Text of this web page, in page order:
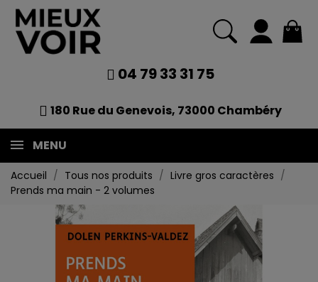
04 79 33 31 75
180 Rue du Genevois, 73000 Chambéry
MENU
Accueil Tous nos produits
Livre gros caractères
Prends ma main - 2 volumes